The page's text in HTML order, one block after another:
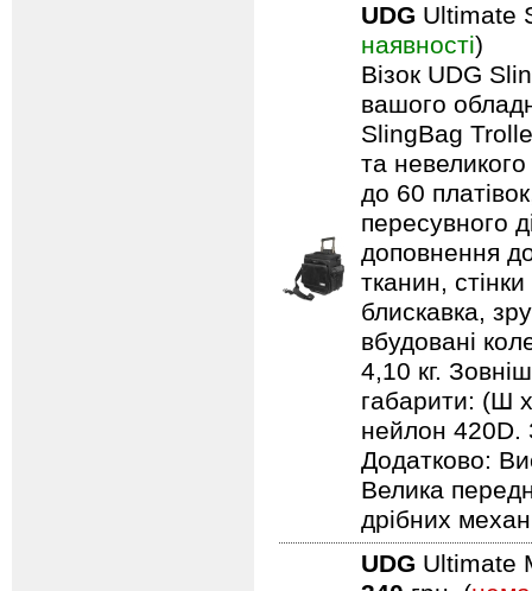
UDG Ultimate
наявності)
Візок UDG
вашого
SlingBag
та
до 60
пересувного
доповнення
тканин,
блискавка,
вбудовані
4,10 кг.
габарити: (Ш
нейлон 420D.
Додатково:
Велика
дрібних
UDG Ultimate